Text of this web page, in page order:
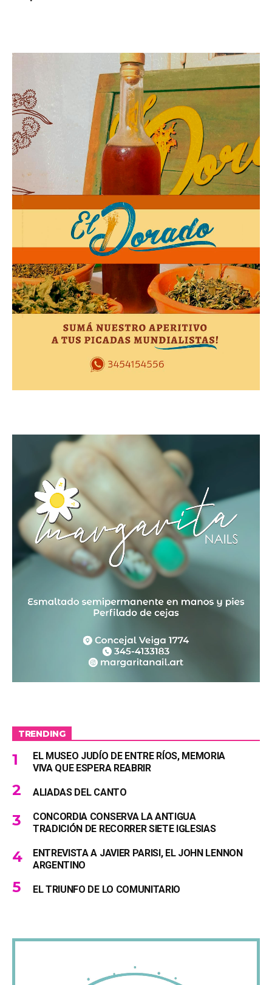
TRENDING
EL MUSEO JUDÍO DE ENTRE RÍOS, MEMORIA
VIVA QUE ESPERA REABRIR
ALIADAS DEL CANTO
CONCORDIA CONSERVA LA ANTIGUA
TRADICIÓN DE RECORRER SIETE IGLESIAS
ENTREVISTA A JAVIER PARISI, EL JOHN LENNON
ARGENTINO
EL TRIUNFO DE LO COMUNITARIO